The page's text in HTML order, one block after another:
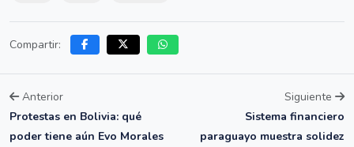
Compartir:
Anterior
Protestas en Bolivia: qué
poder tiene aún Evo Morales
Siguiente
Sistema financiero
paraguayo muestra solidez